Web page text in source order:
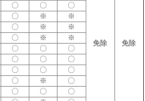
免除 免除
〇 〇
〇
〇 ※
※
〇 ※
※
〇 ※
※
〇 〇
〇
〇 〇
〇
〇 〇
〇
〇 ※
〇
〇 〇
〇